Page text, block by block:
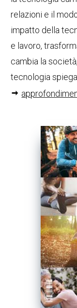
relazioni e il
impatto della
e lavoro,
cambia la
tecnologia